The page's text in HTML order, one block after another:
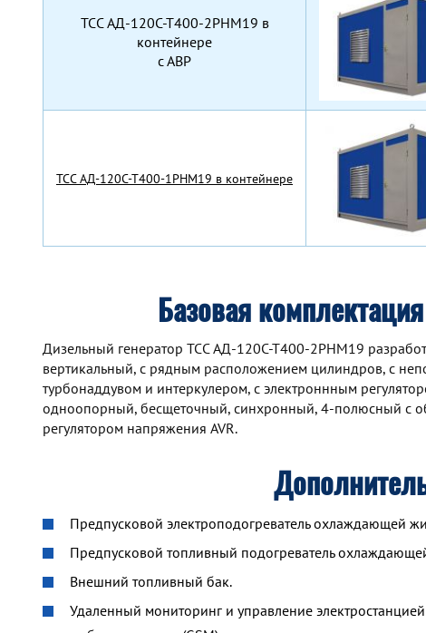
TCC АД-120С-Т400-2РНМ19 в
контейнере
с АВР
TCC АД-120С-Т400-1РНМ19 в контейнере
Базовая
Дизельный генератор TCC АД-120С-Т400-2РНМ19
вертикальный, с рядным расположением цилиндров, с
турбонаддувом и интеркулером, с электроннным
одноопорный, бесщеточный, синхронный, 4-полюсный с
регулятором напряжения AVR.
Предпусковой электроподогреватель охлаждающей
Предпусковой топливный подогреватель
Внешний топливный бак.
Удаленный мониторинг и управление